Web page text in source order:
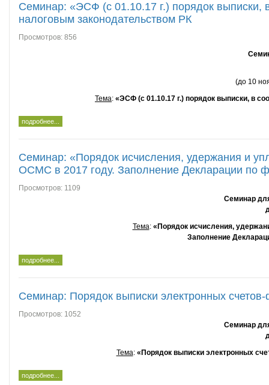
Семинар: «ЭСФ (с 01.10.17 г.) порядок выписки,
налоговым законодательством РК
Просмотров: 856
(до 10
Тема: «ЭСФ (с 01.10.17 г.) порядок выписки, в
подробнее...
Семинар: «Порядок исчисления, удержания
ОСМС в 2017 году. Заполнение Декларации по
Просмотров: 1109
Семинар
Тема: «Порядок исчисления,
Заполнение
подробнее...
Семинар: Порядок выписки электронных счетов-
Просмотров: 1052
Семинар
Тема: «Порядок выписки электронных
подробнее...